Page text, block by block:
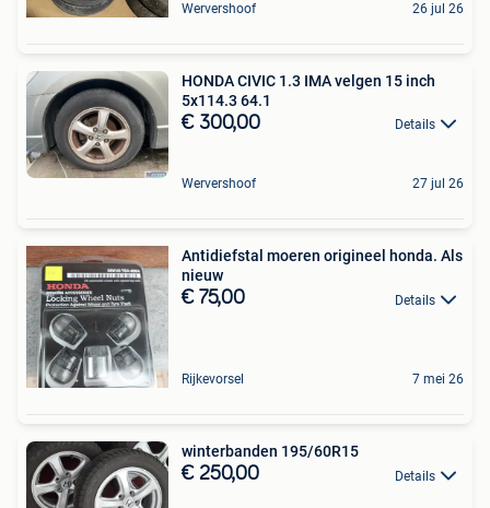
Wervershoof 26 jul 26
HONDA CIVIC 1.3 IMA velgen 15 inch
5x114.3 64.1
€ 300,00 Details
Wervershoof 27 jul 26
Antidiefstal moeren origineel honda. Als
nieuw
€ 75,00 Details
Rijkevorsel 7 mei 26
winterbanden 195/60R15
€ 250,00 Details